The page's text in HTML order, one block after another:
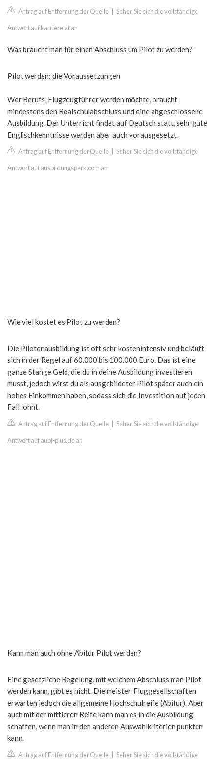
Antrag auf Entfernung der Quelle Sehen Sie sich die vollständige
Antwort auf karriere.at an
Was braucht man für einen Abschluss um Pilot zu werden?
Pilot werden: die Voraussetzungen
Wer Berufs-Flugzeugführer werden möchte, braucht
mindestens den Realschulabschluss und eine abgeschlossene
Ausbildung. Der Unterricht findet auf Deutsch statt, sehr gute
Englischkenntnisse werden aber auch vorausgesetzt.
Antrag auf Entfernung der Quelle Sehen Sie sich die vollständige
Antwort auf ausbildungspark.com an
Wie viel kostet es Pilot zu werden?
Die Pilotenausbildung ist oft sehr kostenintensiv und beläuft
sich in der Regel auf 60.000 bis 100.000 Euro. Das ist eine
ganze Stange Geld, die du in deine Ausbildung investieren
musst, jedoch wirst du als ausgebildeter Pilot später auch ein
hohes Einkommen haben, sodass sich die Investition auf jeden
Fall lohnt.
Antrag auf Entfernung der Quelle Sehen Sie sich die vollständige
Antwort auf aubi-plus.de an
Kann man auch ohne Abitur Pilot werden?
Eine gesetzliche Regelung, mit welchem Abschluss man Pilot
werden kann, gibt es nicht. Die meisten Fluggesellschaften
erwarten jedoch die allgemeine Hochschulreife (Abitur). Aber
auch mit der mittleren Reife kann man es in die Ausbildung
schaffen, wenn man in den anderen Auswahlkriterien punkten
kann.
Antrag auf Entfernung der Quelle Sehen Sie sich die vollständige